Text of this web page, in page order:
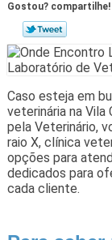
Gostou? compartilhe!
Caso esteja em
veterinária na Vila
pela Veterinário,
raio X, clínica
opções para
dedicados para
cada cliente.